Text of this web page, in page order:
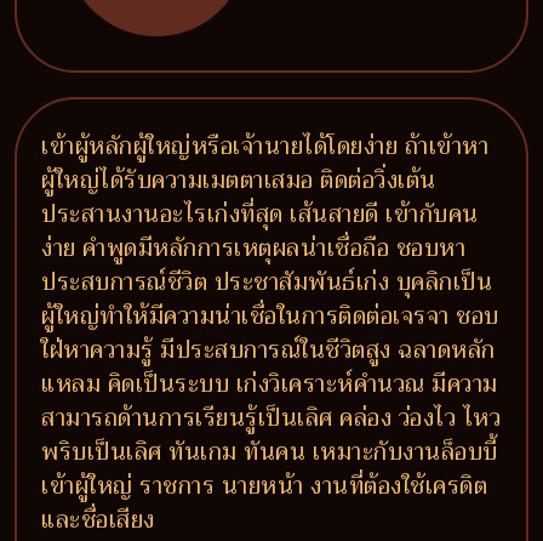
เข้าผู้หลักผู้ใหญ่หรือเจ้านายได้โดยง่าย ถ้าเข้าหา
ผู้ใหญ่ได้รับความเมตตาเสมอ ติดต่อวิ่งเต้น
ประสานงานอะไรเก่งที่สุด เส้นสายดี เข้ากับคน
ง่าย คำพูดมีหลักการเหตุผลน่าเชื่อถือ ชอบหา
ประสบการณ์ชีวิต ประชาสัมพันธ์เก่ง บุคลิกเป็น
ผู้ใหญ่ทำให้มีความน่าเชื่อในการติดต่อเจรจา ชอบ
ใฝ่หาความรู้ มีประสบการณ์ในชีวิตสูง ฉลาดหลัก
แหลม คิดเป็นระบบ เก่งวิเคราะห์คำนวณ มีความ
สามารถด้านการเรียนรู้เป็นเลิศ คล่อง ว่องไว ไหว
พริบเป็นเลิศ ทันเกม ทันคน เหมาะกับงานล็อบบี้
เข้าผู้ใหญ่ ราชการ นายหน้า งานที่ต้องใช้เครดิต
และชื่อเสียง